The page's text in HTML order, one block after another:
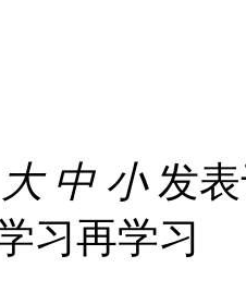
大 中 小发表
习再学习